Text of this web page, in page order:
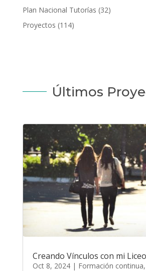
Plan Nacional Tutorías (32)
Proyectos (114)
Últimos
Creando Vínculos con mi Liceo
Oct 8, 2024| Formación continua,